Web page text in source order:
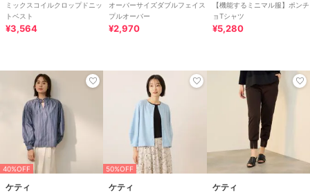
ミックスコイルクロップドニッ
トベスト
¥3,564
オーバーサイズダブルフェイス
プルオーバー
¥2,970
【機能するミニマル服】ポンチ
ョTシャツ
¥5,280
40%OFF
ケティ
50%OFF
ケティ ケティ